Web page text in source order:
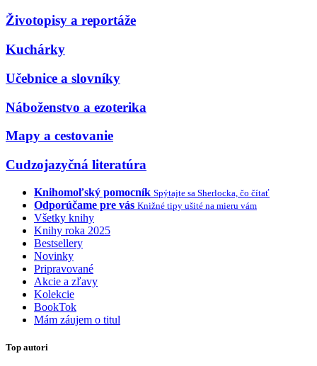
Životopisy a reportáže
Kuchárky
Učebnice a slovníky
Náboženstvo a ezoterika
Mapy a cestovanie
Cudzojazyčná literatúra
Knihomoľský pomocník Spýtajte sa Sherlocka, čo čítať
Odporúčame pre vás Knižné tipy ušité na mieru vám
Všetky knihy
Knihy roka 2025
Bestsellery
Novinky
Pripravované
Akcie a zľavy
Kolekcie
BookTok
Mám záujem o titul
Top autori